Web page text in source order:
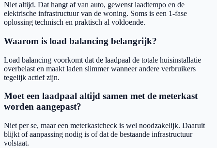
Niet altijd. Dat hangt af van auto, gewenst laadtempo en de
elektrische infrastructuur van de woning. Soms is een 1-fase
oplossing technisch en praktisch al voldoende.
Waarom is load balancing belangrijk?
Load balancing voorkomt dat de laadpaal de totale huisinstallatie
overbelast en maakt laden slimmer wanneer andere verbruikers
tegelijk actief zijn.
Moet een laadpaal altijd samen met de meterkast
worden aangepast?
Niet per se, maar een meterkastcheck is wel noodzakelijk. Daaruit
blijkt of aanpassing nodig is of dat de bestaande infrastructuur
volstaat.